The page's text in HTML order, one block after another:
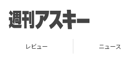
レビュー ニュース